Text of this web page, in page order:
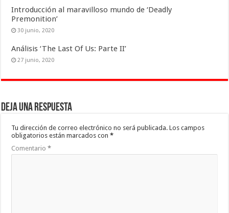
Introducción al maravilloso mundo de ‘Deadly
Premonition’
30 junio, 2020
Análisis ‘The Last Of Us: Parte II’
27 junio, 2020
Deja una respuesta
Tu dirección de correo electrónico no será publicada. Los campos
obligatorios están marcados con*
Comentario*